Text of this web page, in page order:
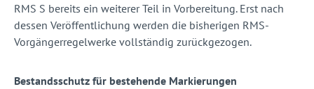
RMS S bereits ein weiterer Teil in Vorbereitung. Erst nach
dessen Veröffentlichung werden die bisherigen RMS-
Vorgängerregelwerke vollständig zurückgezogen.
Bestandsschutz für bestehende Markierungen